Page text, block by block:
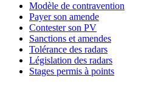
Modèle de contravention
Payer son amende
Contester son PV
Sanctions et amendes
Tolérance des radars
Législation des radars
Stages permis à points